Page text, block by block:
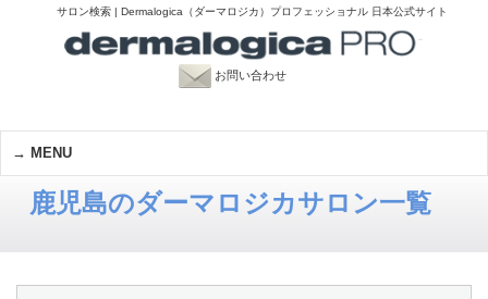
サロン検索 | Dermalogica（ダーマロジカ）プロフェッショナル 日本公式サイト
お問い合わせ
MENU
鹿児島のダーマロジカサロン一覧